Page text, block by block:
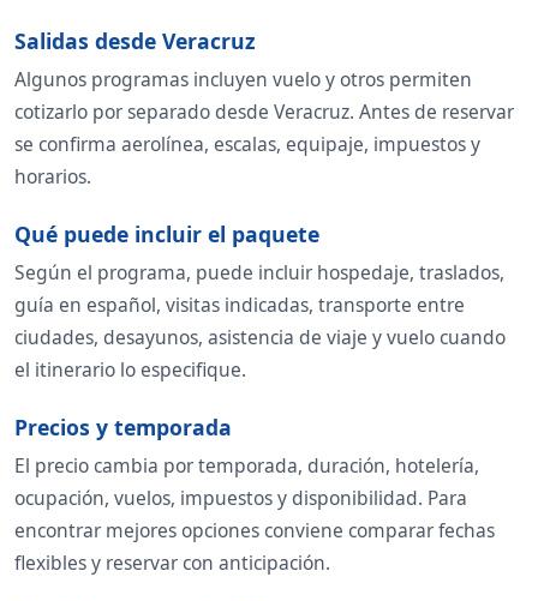
Salidas desde Veracruz
Algunos programas incluyen vuelo y otros permiten
cotizarlo por separado desde Veracruz. Antes de reservar
se confirma aerolínea, escalas, equipaje, impuestos y
horarios.
Qué puede incluir el paquete
Según el programa, puede incluir hospedaje, traslados,
guía en español, visitas indicadas, transporte entre
ciudades, desayunos, asistencia de viaje y vuelo cuando
el itinerario lo especifique.
Precios y temporada
El precio cambia por temporada, duración, hotelería,
ocupación, vuelos, impuestos y disponibilidad. Para
encontrar mejores opciones conviene comparar fechas
flexibles y reservar con anticipación.